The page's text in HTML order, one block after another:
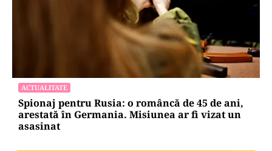
ACTUALITATE
Spionaj pentru Rusia: o româncă de 45 de ani,
arestată în Germania. Misiunea ar fi vizat un
asasinat